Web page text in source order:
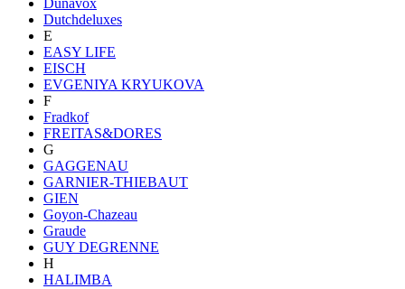
Dutchdeluxes
E
EASY LIFE
EISCH
EVGENIYA KRYUKOVA
F
Fradkof
FREITAS&DORES
G
GAGGENAU
GARNIER-THIEBAUT
GIEN
Goyon-Chazeau
Graude
GUY DEGRENNE
H
HALIMBA